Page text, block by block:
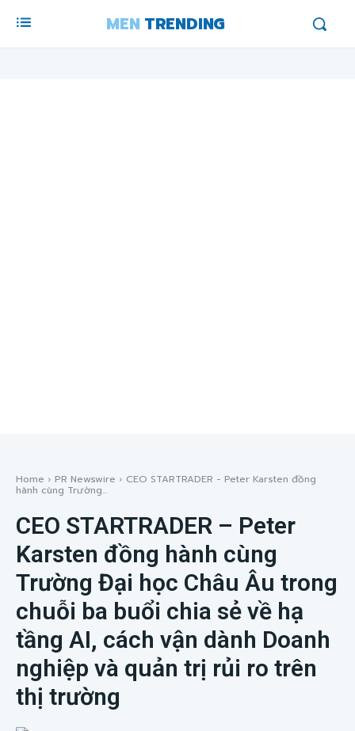
MEN TRENDING
Home PR Newswire CEO STARTRADER - Peter Karsten đồng
hành cùng Trường...
CEO STARTRADER – Peter
Karsten đồng hành cùng
Trường Đại học Châu Âu trong
chuỗi ba buổi chia sẻ về hạ
tầng AI, cách vận dành Doanh
nghiệp và quản trị rủi ro trên
thị trường